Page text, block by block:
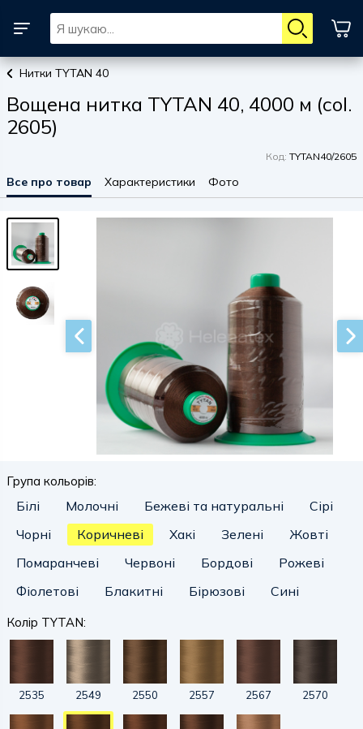
Нитки TYTAN 40
Вощена нитка TYTAN 40, 4000 м (col.
2605)
Код: TYTAN40/2605
Все про товар Характеристики Фото
Група кольорів:
Білі Молочні Бежеві та натуральні
Сірі
Чорні
Коричневі Хакі Зелені
Жовті
Помаранчеві
Червоні Бордові
Рожеві
Фіолетові
Блакитні Бірюзові Сині
Колір TYTAN:
2535 2549 2550 2557 2567 2570